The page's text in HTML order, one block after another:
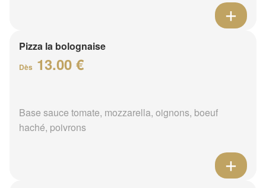
Pizza la bolognaise
Dès 13.00 €
Base sauce tomate, mozzarella, oignons, boeuf
haché, poivrons